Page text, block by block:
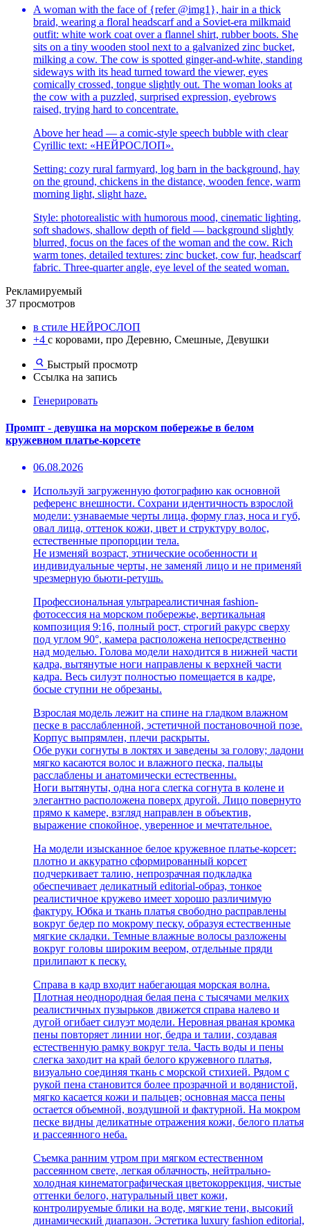
A woman with the face of {refer @img1}, hair in a thick
braid, wearing a floral headscarf and a Soviet-era milkmaid
outfit: white work coat over a flannel shirt, rubber boots. She
sits on a tiny wooden stool next to a galvanized zinc bucket,
milking a cow. The cow is spotted ginger-and-white, standing
sideways with its head turned toward the viewer, eyes
comically crossed, tongue slightly out. The woman looks at
the cow with a puzzled, surprised expression, eyebrows
raised, trying hard to concentrate.
Above her head — a comic-style speech bubble with clear
Cyrillic text: «НЕЙРОСЛОП».
Setting: cozy rural farmyard, log barn in the background, hay
on the ground, chickens in the distance, wooden fence, warm
morning light, slight haze.
Style: photorealistic with humorous mood, cinematic lighting,
soft shadows, shallow depth of field — background slightly
blurred, focus on the faces of the woman and the cow. Rich
warm tones, detailed textures: zinc bucket, cow fur, headscarf
fabric. Three-quarter angle, eye level of the seated woman.
Рекламируемый
37 просмотров
в стиле НЕЙРОСЛОП
+4 с коровами, про Деревню, Смешные, Девушки
Быстрый просмотр
Ссылка на запись
Генерировать
Промпт - девушка на морском побережье в белом
кружевном платье-корсете
06.08.2026
Используй загруженную фотографию как основной
референс внешности. Сохрани идентичность взрослой
модели: узнаваемые черты лица, форму глаз, носа и губ,
овал лица, оттенок кожи, цвет и структуру волос,
естественные пропорции тела.
Не изменяй возраст, этнические особенности и
индивидуальные черты, не заменяй лицо и не применяй
чрезмерную бьюти-ретушь.
Профессиональная ультрареалистичная fashion-
фотосессия на морском побережье, вертикальная
композиция 9:16, полный рост, строгий ракурс сверху
под углом 90°, камера расположена непосредственно
над моделью. Голова модели находится в нижней части
кадра, вытянутые ноги направлены к верхней части
кадра. Весь силуэт полностью помещается в кадре,
босые ступни не обрезаны.
Взрослая модель лежит на спине на гладком влажном
песке в расслабленной, эстетичной постановочной позе.
Корпус выпрямлен, плечи раскрыты.
Обе руки согнуты в локтях и заведены за голову; ладони
мягко касаются волос и влажного песка, пальцы
расслаблены и анатомически естественны.
Ноги вытянуты, одна нога слегка согнута в колене и
элегантно расположена поверх другой. Лицо повернуто
прямо к камере, взгляд направлен в объектив,
выражение спокойное, уверенное и мечтательное.
На модели изысканное белое кружевное платье-корсет:
плотно и аккуратно сформированный корсет
подчеркивает талию, непрозрачная подкладка
обеспечивает деликатный editorial-образ, тонкое
реалистичное кружево имеет хорошо различимую
фактуру. Юбка и ткань платья свободно расправлены
вокруг бедер по мокрому песку, образуя естественные
мягкие складки. Темные влажные волосы разложены
вокруг головы широким веером, отдельные пряди
прилипают к песку.
Справа в кадр входит набегающая морская волна.
Плотная неоднородная белая пена с тысячами мелких
реалистичных пузырьков движется справа налево и
дугой огибает силуэт модели. Неровная рваная кромка
пены повторяет линии ног, бедра и талии, создавая
естественную рамку вокруг тела. Часть воды и пены
слегка заходит на край белого кружевного платья,
визуально соединяя ткань с морской стихией. Рядом с
рукой пена становится более прозрачной и водянистой,
мягко касается кожи и пальцев; основная масса пены
остается объемной, воздушной и фактурной. На мокром
песке видны деликатные отражения кожи, белого платья
и рассеянного неба.
Съемка ранним утром при мягком естественном
рассеянном свете, легкая облачность, нейтрально-
холодная кинематографическая цветокоррекция, чистые
оттенки белого, натуральный цвет кожи,
контролируемые блики на воде, мягкие тени, высокий
динамический диапазон. Эстетика luxury fashion editorial,